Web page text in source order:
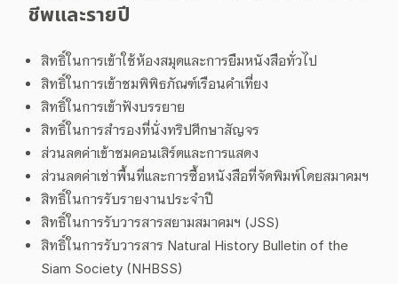
ชีพและรายปี
สิทธิ์ในการเข้าใช้ห้องสมุดและการยืมหนังสือทั่วไป
สิทธิ์ในการเข้าชมพิพิธภัณฑ์เรือนคำเที่ยง
สิทธิ์ในการเข้าฟังบรรยาย
สิทธิ์ในการสำรองที่นั่งทริปศึกษาสัญจร
ส่วนลดค่าเข้าชมคอนเสิร์ตและการแสดง
ส่วนลดค่าเช่าพื้นที่และการซื้อหนังสือที่จัดพิมพ์โดยสมาคมฯ
สิทธิ์ในการรับรายงานประจำปี
สิทธิ์ในการรับวารสารสยามสมาคมฯ (JSS)
สิทธิ์ในการรับวารสาร Natural History Bulletin of the
Siam Society (NHBSS)